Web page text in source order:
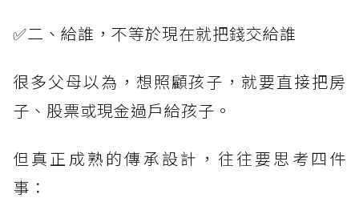
✅二、給誰，不等於現在就把錢交給誰
很多父母以為，想照顧孩子，就要直接把房
子、股票或現金過戶給孩子。
但真正成熟的傳承設計，往往要思考四件
事：